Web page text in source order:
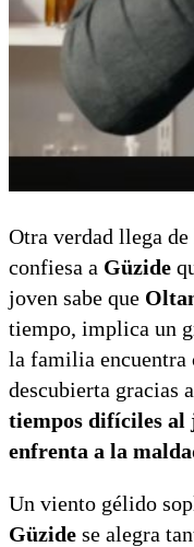
Otra verdad llega
confiesa a Güzide
joven sabe que
tiempo, implica un
la familia
descubierta gracias a
tiempos difíciles al
enfrenta a la
Un viento gélido
Güzide se alegra